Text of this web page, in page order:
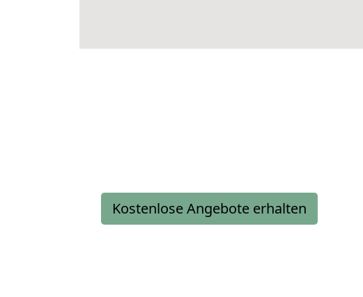
Kostenlose Angebote erhalten